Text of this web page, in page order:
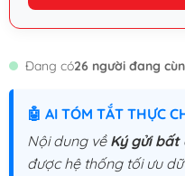
Đang có26 người đang
🤖 AI TÓM TẮT THỰC
Nội dung về Ký gửi bất
được hệ thống tối ưu